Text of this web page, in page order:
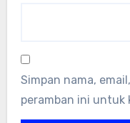
Simpan nama,
peramban ini untuk